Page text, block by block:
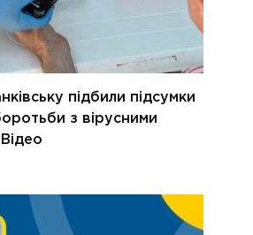
підбили підсумки
з вірусними